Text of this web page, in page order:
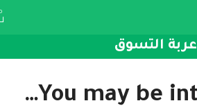
0
عربة التسوق
You may be